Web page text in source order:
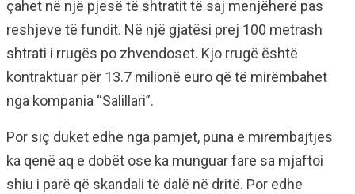
çahet në një pjesë të shtratit të saj menjëherë pas
reshjeve të fundit. Në një gjatësi prej 100 metrash
shtrati i rrugës po zhvendoset. Kjo rrugë është
kontraktuar për 13.7 milionë euro që të mirëmbahet
nga kompania “Salillari”.
Por siç duket edhe nga pamjet, puna e mirëmbajtjes
ka qenë aq e dobët ose ka munguar fare sa mjaftoi
shiu i parë që skandali të dalë në dritë. Por edhe